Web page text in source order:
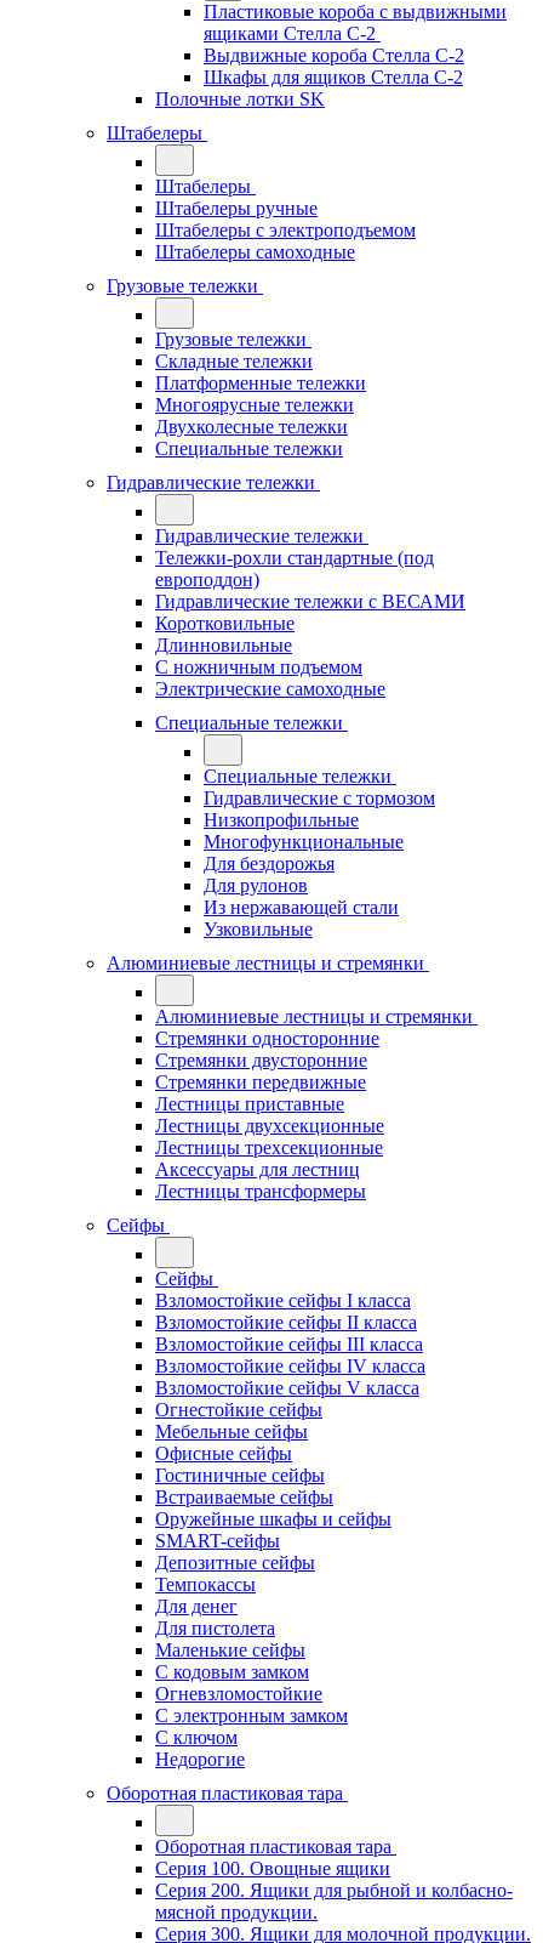
Пластиковые короба с выдвижными
ящиками Стелла С-2
Выдвижные короба Стелла С-2
Шкафы для ящиков Стелла С-2
Полочные лотки SK
Штабелеры
Штабелеры
Штабелеры ручные
Штабелеры с электроподъемом
Штабелеры самоходные
Грузовые тележки
Грузовые тележки
Складные тележки
Платформенные тележки
Многоярусные тележки
Двухколесные тележки
Специальные тележки
Гидравлические тележки
Гидравлические тележки
Тележки-рохли стандартные (под
европоддон)
Гидравлические тележки с ВЕСАМИ
Коротковильные
Длинновильные
С ножничным подъемом
Электрические самоходные
Специальные тележки
Специальные тележки
Гидравлические с тормозом
Низкопрофильные
Многофункциональные
Для бездорожья
Для рулонов
Из нержавающей стали
Узковильные
Алюминиевые лестницы и стремянки
Алюминиевые лестницы и стремянки
Стремянки односторонние
Стремянки двусторонние
Стремянки передвижные
Лестницы приставные
Лестницы двухсекционные
Лестницы трехсекционные
Аксессуары для лестниц
Лестницы трансформеры
Сейфы
Сейфы
Взломостойкие сейфы I класса
Взломостойкие сейфы II класса
Взломостойкие сейфы III класса
Взломостойкие сейфы IV класса
Взломостойкие сейфы V класса
Огнестойкие сейфы
Мебельные сейфы
Офисные сейфы
Гостиничные сейфы
Встраиваемые сейфы
Оружейные шкафы и сейфы
SMART-сейфы
Депозитные сейфы
Темпокассы
Для денег
Для пистолета
Маленькие сейфы
С кодовым замком
Огневзломостойкие
С электронным замком
С ключом
Недорогие
Оборотная пластиковая тара
Оборотная пластиковая тара
Серия 100. Овощные ящики
Серия 200. Ящики для рыбной и колбасно-
мясной продукции.
Серия 300. Ящики для молочной продукции.